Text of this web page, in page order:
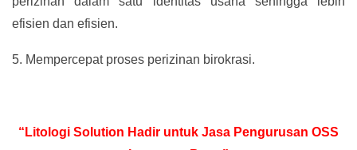
efisien dan efisien.
5. Mempercepat proses perizinan birokrasi.
“Litologi Solution Hadir untuk Jasa Pengurusan OSS